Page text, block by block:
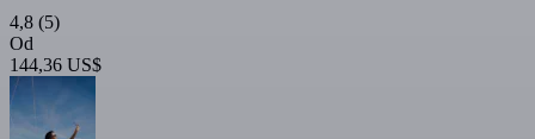
4,8 (5)
Od
144,36 US$